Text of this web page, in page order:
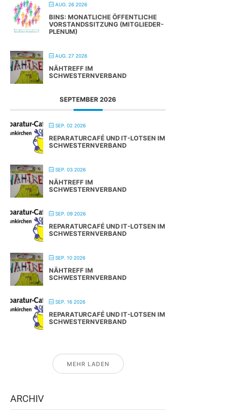
AUG. 26 2026
BINS: MONATLICHE ÖFFENTLICHE
VORSTANDSSITZUNG (MITGLIEDER-
PLENUM)
AUG. 27 2026
NÄHTREFF IM
SCHWESTERNVERBAND
SEPTEMBER 2026
SEP. 02 2026
REPARATURCAFÉ UND IT-LOTSEN IM
SCHWESTERNVERBAND
SEP. 03 2026
NÄHTREFF IM
SCHWESTERNVERBAND
SEP. 09 2026
REPARATURCAFÉ UND IT-LOTSEN IM
SCHWESTERNVERBAND
SEP. 10 2026
NÄHTREFF IM
SCHWESTERNVERBAND
SEP. 16 2026
REPARATURCAFÉ UND IT-LOTSEN IM
SCHWESTERNVERBAND
MEHR LADEN
ARCHIV